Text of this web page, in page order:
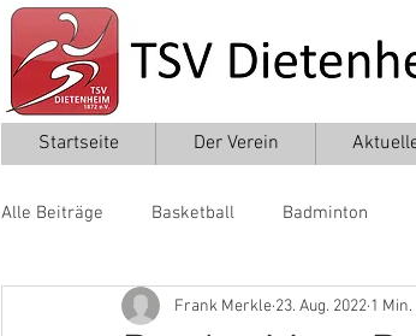
Startseite Der Verein
Alle Beiträge Basketball Badminton
Leichtathletik Taekwondo
Frank Merkle 23. Aug. 2022 1